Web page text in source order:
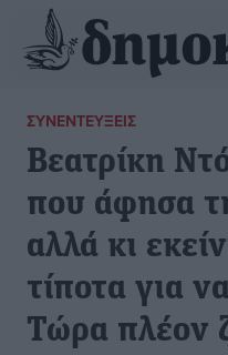
ΣΥΝΕΝΤΕΎΞΕΙΣ
Βεατρίκη
που άφησα
αλλά κι
τίποτα για
Τώρα πλέον